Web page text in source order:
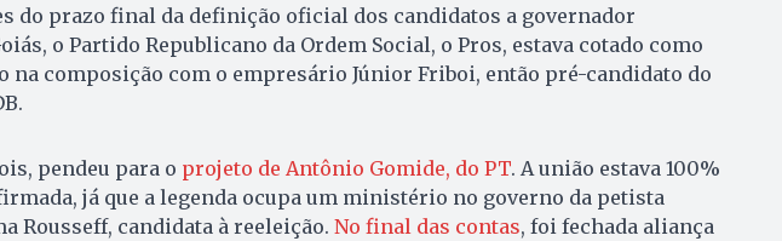
do prazo final da definição oficial dos candidatos a governador
o Partido Republicano da Ordem Social, o Pros, estava cotado como
na composição com o empresário Júnior Friboi, então pré-candidato do
pendeu para o projeto de Antônio Gomide, do PT. A união estava 100%
já que a legenda ocupa um ministério no governo da petista
Rousseff, candidata à reeleição. No final das contas, foi fechada aliança